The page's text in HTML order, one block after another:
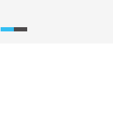
překonali a nyní žijí